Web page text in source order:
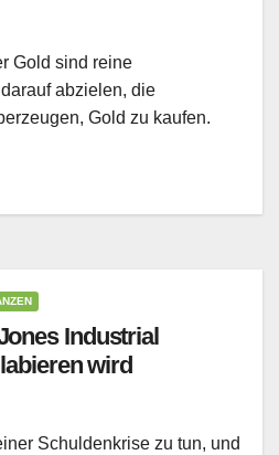
Gold sind reine
abzielen, die
Gold zu kaufen.
Industrial
wird
Schuldenkrise zu tun, und